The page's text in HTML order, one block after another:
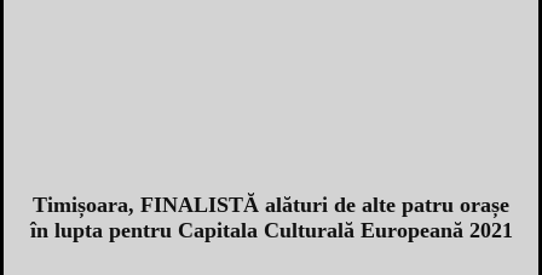
Timișoara, FINALISTĂ alături de alte patru orașe
în lupta pentru Capitala Culturală Europeană 2021